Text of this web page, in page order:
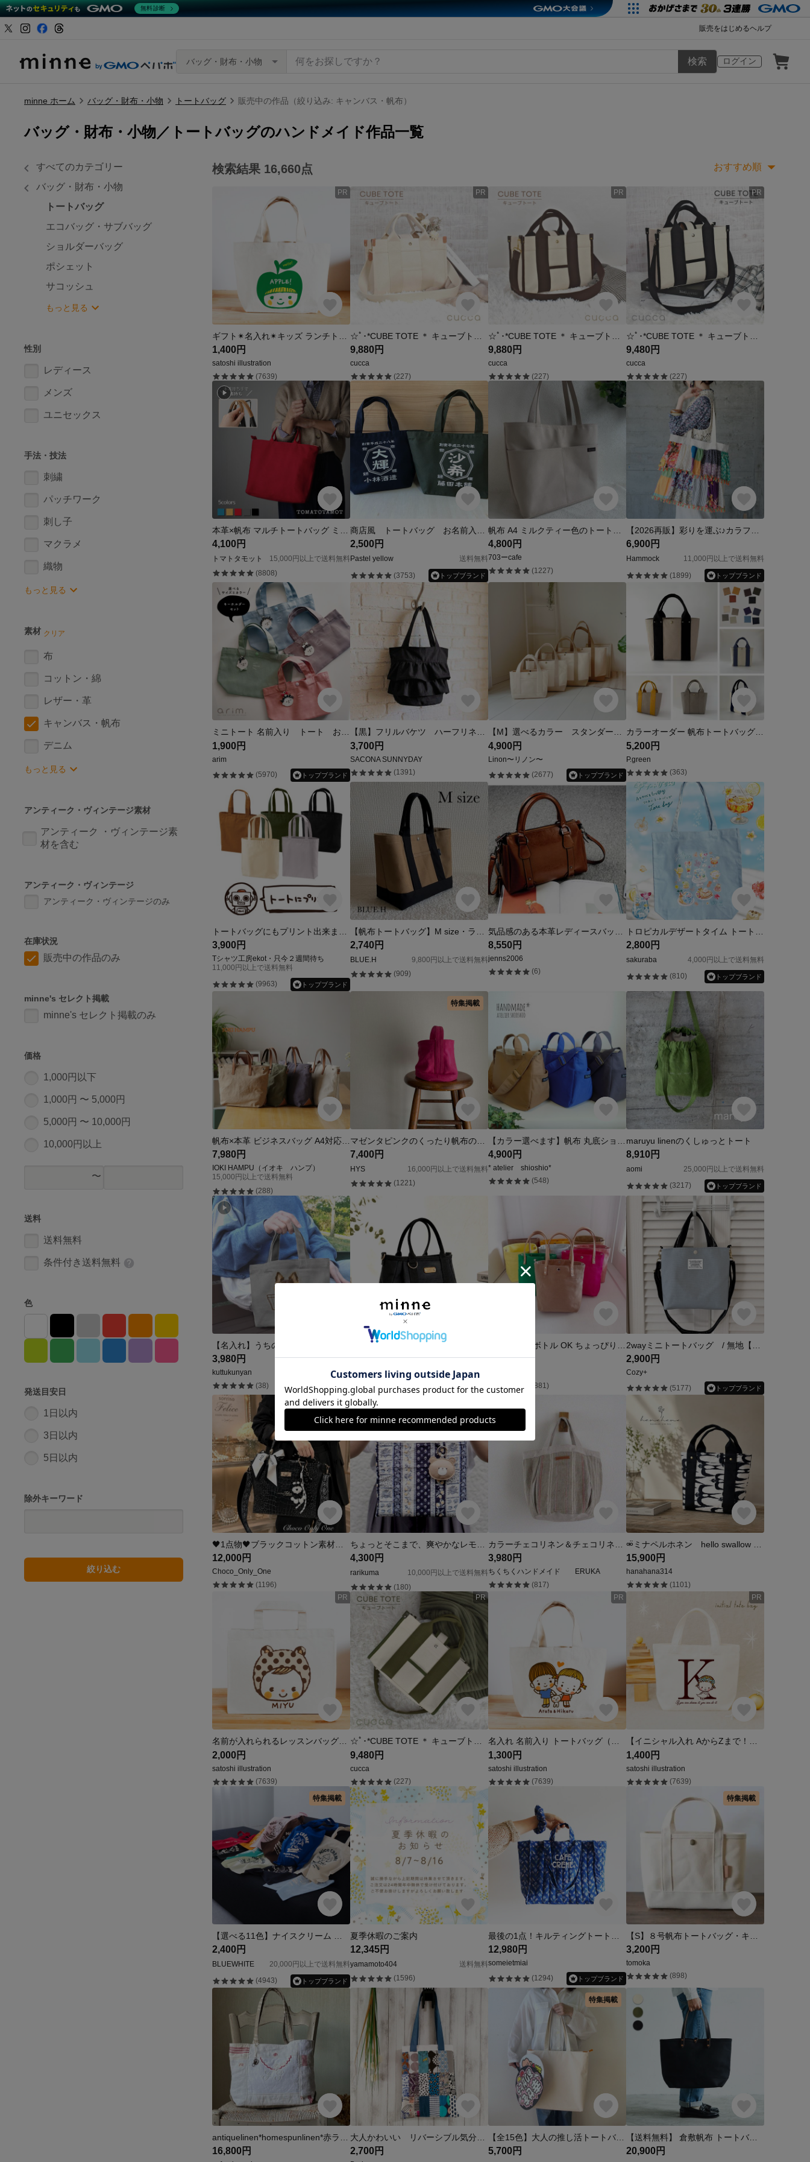
販売をはじめるヘルプ
ログイン
バッグ・財布・小物 検索
minne ホーム バッグ・財布・小物 トートバッグ 販売中の作品（絞り込み: キャンバス・帆布）
バッグ・財布・小物／トートバッグのハンドメイド作品一覧
すべてのカテゴリー
バッグ・財布・小物
トートバッグ
エコバッグ・サブバッグ
ショルダーバッグ
ポシェット
サコッシュ
もっと見る
性別
レディース
メンズ
ユニセックス
手法・技法
刺繍
パッチワーク
刺し子
マクラメ
織物
もっと見る
素材 クリア
布
コットン・綿
レザー・革
キャンバス・帆布
デニム
もっと見る
アンティーク・ヴィンテージ素材
アンティーク ・ヴィンテージ素
材を含む
アンティーク・ヴィンテージ
アンティーク・ヴィンテージのみ
在庫状況
販売中の作品のみ
minne's セレクト掲載
minne's セレクト掲載のみ
価格
1,000円以下
1,000円 〜 5,000円
5,000円 〜 10,000円
10,000円以上
送料
送料無料
条件付き送料無料
色
発送目安日
1日以内
3日以内
5日以内
除外キーワード
絞り込む
検索結果 16,660点 おすすめ順
PR
1,400円
satoshi illustration
(7639)
PR
9,880円
cucca
(227)
PR
9,880円
cucca
(227)
PR
9,480円
cucca
(227)
4,100円
トマトタモット
15,000円以上で送料無料
(8808)
2,500円
Pastel yellow
送料無料
(3753)
トップブランド
4,800円
703ーcafe
(1227)
6,900円
Hammock
11,000円以上で送料無料
(1899)
トップブランド
ミニトート 名前入り トート おかおキーホルダーセット〈MTK00〉
1,900円
arim
(5970)
トップブランド
【黒】フリルバケツ ハーフリネン 旅行のサブバッグにぴったり 持ち手長さ選べます
3,700円
SACONA SUNNYDAY
(1391)
【M】選べるカラー スタンダードMサイズ 内ポケット、ボトルホルダー、フタ付き8号帆布トートバッグ
4,900円
Linon〜リノン〜
(2677)
トップブランド
カラーオーダー 帆布トートバッグ 通勤バッグ 大人きれいめ 14色選択可
5,200円
P.green
(363)
3,900円
Tシャツ工房ekot・只今２週間待ち
11,000円以上で送料無料
(9963)
トップブランド
2,740円
BLUE.H
9,800円以上で送料無料
(909)
8,550円
jenns2006
(6)
2,800円
sakuraba
4,000円以上で送料無料
(810)
トップブランド
7,980円
IOKI HAMPU（イオキ ハンプ）
15,000円以上で送料無料
(288)
特集掲載
7,400円
HYS
16,000円以上で送料無料
(1221)
4,900円
* atelier shioshio*
(548)
maruyu linenのくしゅっとトート
8,910円
aomi
25,000円以上で送料無料
(3217)
トップブランド
3,980円
kuttukunyan
(38)
3,500円
one-reto
(2175)
4,100円
(881)
2,900円
Cozy+
(5177)
トップブランド
12,000円
Choco_Only_One
(1196)
4,300円
rarikuma
10,000円以上で送料無料
(180)
3,980円
ちくちくハンドメイド ERUKA
(817)
15,900円
hanahana314
(1101)
PR
名前が入れられるレッスンバッグ（ベージュのくまちゃん）
2,000円
satoshi illustration
(7639)
PR
☆ﾟ･*CUBE TOTE ＊ キューブトート*･ﾟ☆ モスグリーン
9,480円
cucca
(227)
PR
名入れ 名前入り トートバッグ（どえりゃ〜LOVELY兄妹）
1,300円
satoshi illustration
(7639)
PR
【イニシャル入れ AからZまで！】 かわいいキャラクターが選べる 名入れ 出産祝い トートバッグ (イニシャルと花輪ちゃん)
1,400円
satoshi illustration
(7639)
特集掲載
2,400円
BLUEWHITE
20,000円以上で送料無料
(4943)
トップブランド
夏季休暇のご案内
12,345円
yamamoto404
送料無料
(1596)
12,980円
someietmiai
(1294)
トップブランド
特集掲載
3,200円
tomoka
(898)
16,800円 2,700円
特集掲載
5,700円 20,900円
無料診断